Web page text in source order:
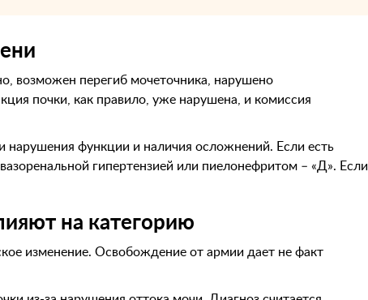
возможен перегиб мочеточника, нарушено
почки, как правило, уже нарушена, и комиссия
нарушения функции и наличия осложнений. Если есть
гипертензией или пиелонефритом – «Д». Если
на категорию
изменение. Освобождение от армии дает не факт